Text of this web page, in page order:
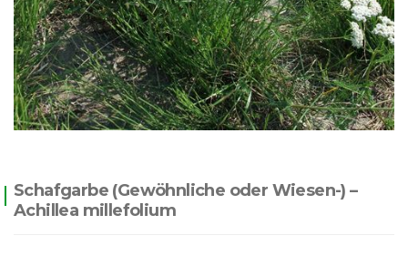
Schafgarbe (Gewöhnliche oder Wiesen-) –
Achillea millefolium